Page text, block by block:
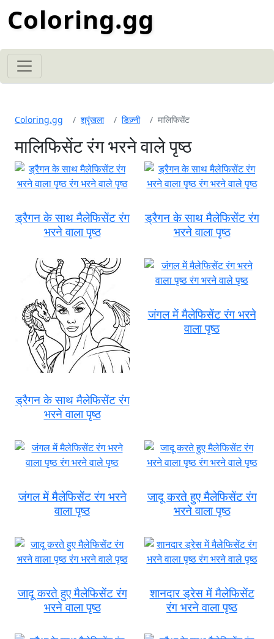
Coloring.gg
Coloring.gg श्रृंखला डिज़्नी मालिफिसेंट
मालिफिसेंट रंग भरने वाले पृष्ठ
ड्रैगन के साथ मैलेफिसेंट रंग
भरने वाला पृष्ठ
ड्रैगन के साथ मैलेफिसेंट रंग
भरने वाला पृष्ठ
ड्रैगन के साथ मैलेफिसेंट रंग
भरने वाला पृष्ठ
जंगल में मैलेफिसेंट रंग भरने
वाला पृष्ठ
जंगल में मैलेफिसेंट रंग भरने
वाला पृष्ठ
जादू करते हुए मैलेफिसेंट रंग
भरने वाला पृष्ठ
जादू करते हुए मैलेफिसेंट रंग
भरने वाला पृष्ठ
शानदार ड्रेस में मैलेफिसेंट
रंग भरने वाला पृष्ठ